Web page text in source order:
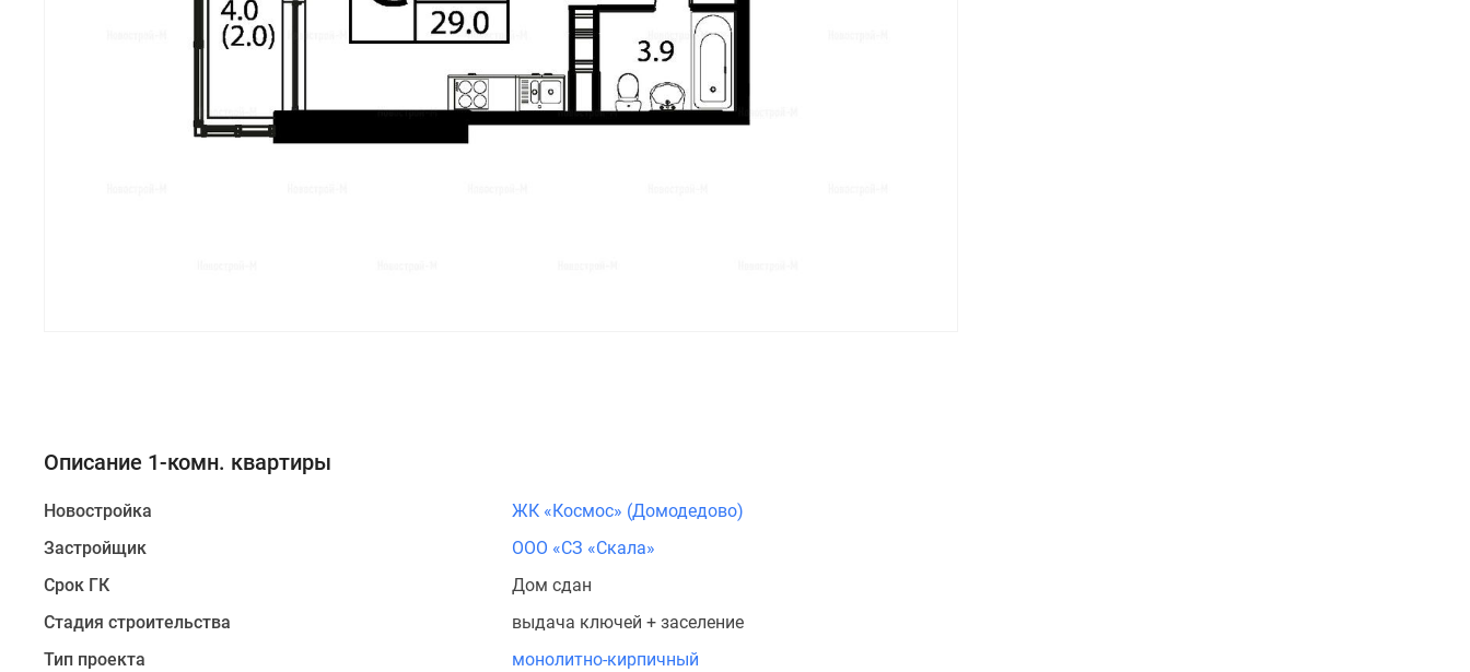
Описание 1-комн. квартиры
Новостройка
ЖК «Космос» (Домодедово)
Застройщик
ООО «СЗ «Скала»
Срок ГК
Дом сдан
Стадия строительства
выдача ключей + заселение
Тип проекта
монолитно-кирпичный